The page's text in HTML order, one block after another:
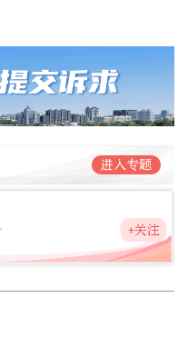
进入专题
+关注